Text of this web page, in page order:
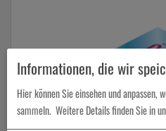
Informationen, die wir
Hier können Sie einsehen und
sammeln. Weitere Details finden Sie in